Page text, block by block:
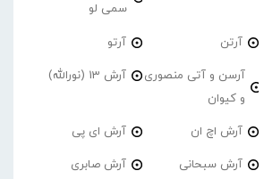
سمی لو
آرتن آرتو
آرسن و آتی منصوری
و کیوان
آرش 13 (نورالله)
آرش اچ ان آرش ای پی
آرش سبحانی آرش صابری